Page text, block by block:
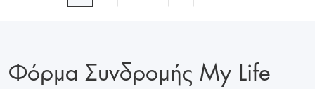
Φόρμα Συνδρομής My Life